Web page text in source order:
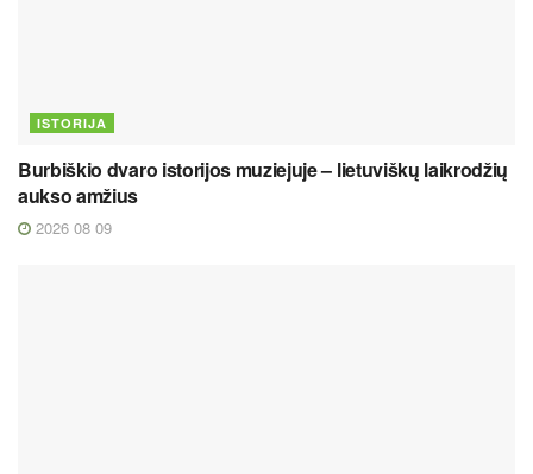
ISTORIJA
Burbiškio dvaro istorijos muziejuje – lietuviškų laikrodžių
aukso amžius
2026 08 09